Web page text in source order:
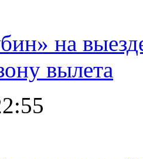
на
вылета